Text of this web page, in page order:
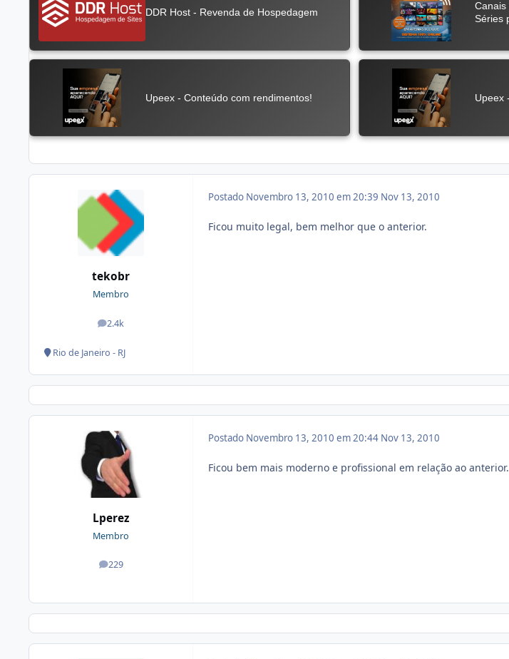
tekobr
Membro
2.4k
posts
Rio de Janeiro - RJ
Postado Novembro 13, 2010 em 20:39 Nov 13, 2010
Ficou muito legal, bem melhor que o anterior.
Lperez
Membro
229
posts
Postado Novembro 13, 2010 em 20:44 Nov 13, 2010
Ficou bem mais moderno e profissional em relação ao anterior.